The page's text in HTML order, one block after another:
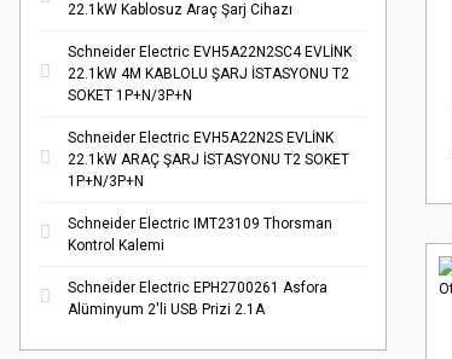
22.1kW Kablosuz Araç Şarj Cihazı
Schneider Electric EVH5A22N2SC4 EVLİNK
22.1kW 4M KABLOLU ŞARJ İSTASYONU T2
SOKET 1P+N/3P+N
Schneider Electric EVH5A22N2S EVLİNK
22.1kW ARAÇ ŞARJ İSTASYONU T2 SOKET
1P+N/3P+N
Schneider Electric IMT23109 Thorsman
Kontrol Kalemi
Schneider Electric EPH2700261 Asfora
Alüminyum 2'li USB Prizi 2.1A